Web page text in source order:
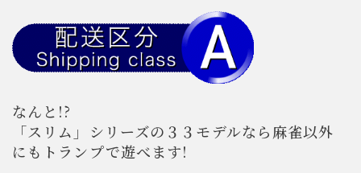
なんと!?
「スリム」シリーズの３３モデルなら麻雀以外
にもトランプで遊べます!